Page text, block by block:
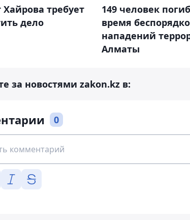
Хайрова требует
дело
149 человек
время
нападений
Алматы
за новостями zakon.kz в:
0